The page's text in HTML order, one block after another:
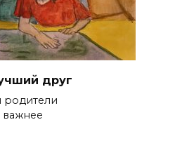
друг
родители
важнее